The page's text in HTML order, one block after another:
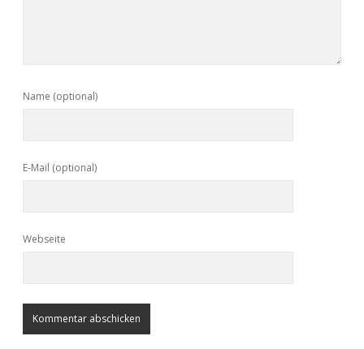
Name (optional)
E-Mail (optional)
Webseite